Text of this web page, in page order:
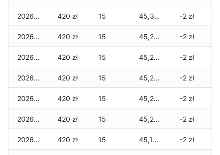
2026-06-04 420 zł 15 45,310 zł -2 zł
2026-06-03 420 zł 15 45,240 zł -2 zł
2026-06-02 420 zł 15 45,220 zł -2 zł
2026-06-01 420 zł 15 45,220 zł -2 zł
2026-05-31 420 zł 15 45,200 zł -2 zł
2026-05-30 420 zł 15 45,200 zł -2 zł
2026-05-29 420 zł 15 45,195 zł -2 zł